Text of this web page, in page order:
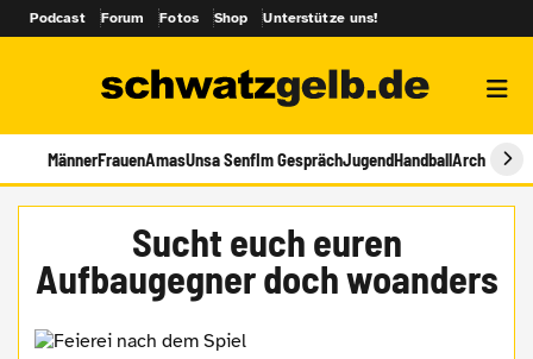
Podcast Forum Fotos Shop Unterstütze uns!
MännerFrauenAmasUnsa SenfIm GesprächJugendHandballArchiv
Sucht euch euren
Aufbaugegner doch woanders